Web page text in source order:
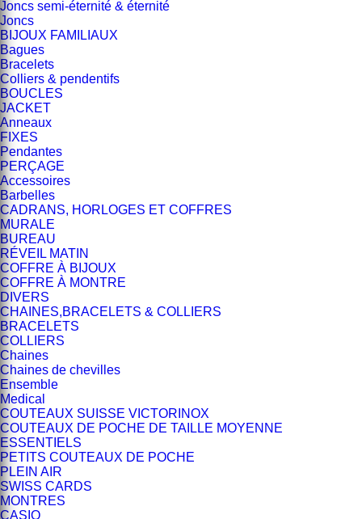
Joncs semi-éternité & éternité
Joncs
BIJOUX FAMILIAUX
Bagues
Bracelets
Colliers & pendentifs
BOUCLES
JACKET
Anneaux
FIXES
Pendantes
PERÇAGE
Accessoires
Barbelles
CADRANS, HORLOGES ET COFFRES
MURALE
BUREAU
RÉVEIL MATIN
COFFRE À BIJOUX
COFFRE À MONTRE
DIVERS
CHAINES,BRACELETS & COLLIERS
BRACELETS
COLLIERS
Chaines
Chaines de chevilles
Ensemble
Medical
COUTEAUX SUISSE VICTORINOX
COUTEAUX DE POCHE DE TAILLE MOYENNE
ESSENTIELS
PETITS COUTEAUX DE POCHE
PLEIN AIR
SWISS CARDS
MONTRES
CASIO